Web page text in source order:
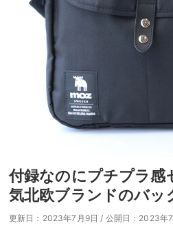
付録なのにプチプラ
気北欧ブランドのバッ
更新日：2023年7月9日 / 公開日：2023年